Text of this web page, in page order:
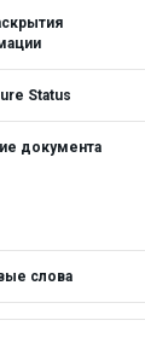
Status
документа
слова